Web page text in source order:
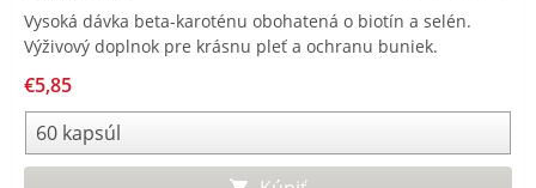
Vysoká dávka beta-karoténu obohatená o biotín a selén.
Výživový doplnok pre krásnu pleť a ochranu buniek.
€5,85